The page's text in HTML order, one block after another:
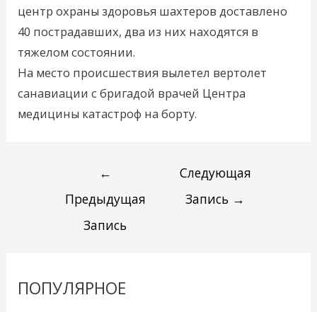
центр охраны здоровья шахтеров доставлено
40 пострадавших, два из них находятся в
тяжелом состоянии.
На место происшествия вылетел вертолет
санавиации с бригадой врачей Центра
медицины катастроф на борту.
←
Предыдущая
Запись
Следующая
Запись →
ПОПУЛЯРНОЕ